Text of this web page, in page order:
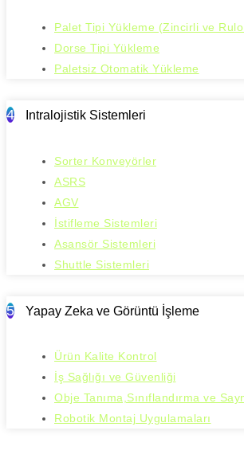
Palet Tipi Yükleme (Zincirli ve
Dorse Tipi Yükleme
Paletsiz Otomatik Yükleme
4 Intralojistik Sistemleri
Sorter Konveyörler
ASRS
AGV
İstifleme Sistemleri
Asansör Sistemleri
Shuttle Sistemleri
5 Yapay Zeka ve Görüntü İşleme
Ürün Kalite Kontrol
İş Sağlığı ve Güvenliği
Obje Tanıma,Sınıflandırma ve
Robotik Montaj Uygulamaları